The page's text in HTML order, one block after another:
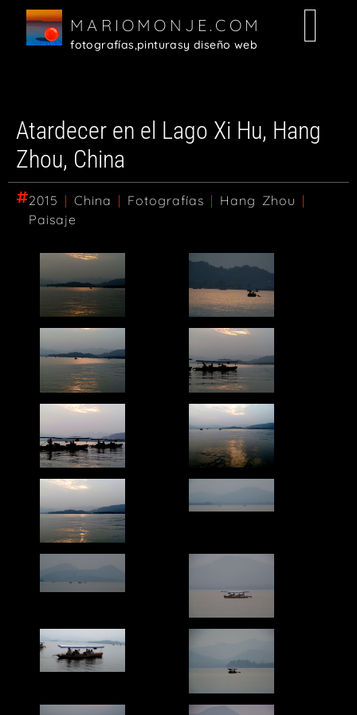
MARIOMONJE.COM
fotografías,pinturasy diseño web
Atardecer en el Lago Xi Hu, Hang
Zhou, China
2015 | China | Fotografías | Hang Zhou |
Paisaje